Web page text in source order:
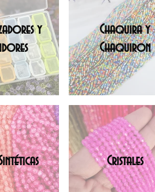
y
Chaquira y
Chaquiron
Cristales